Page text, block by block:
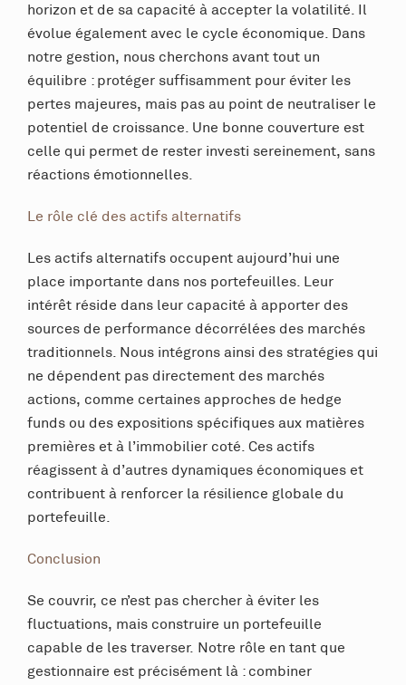
horizon et de sa capacité à accepter la volatilité. Il
évolue également avec le cycle économique. Dans
notre gestion, nous cherchons avant tout un
équilibre : protéger suffisamment pour éviter les
pertes majeures, mais pas au point de neutraliser le
potentiel de croissance. Une bonne couverture est
celle qui permet de rester investi sereinement, sans
réactions émotionnelles.
Le rôle clé des actifs alternatifs
Les actifs alternatifs occupent aujourd’hui une
place importante dans nos portefeuilles. Leur
intérêt réside dans leur capacité à apporter des
sources de performance décorrélées des marchés
traditionnels. Nous intégrons ainsi des stratégies qui
ne dépendent pas directement des marchés
actions, comme certaines approches de hedge
funds ou des expositions spécifiques aux matières
premières et à l’immobilier coté. Ces actifs
réagissent à d’autres dynamiques économiques et
contribuent à renforcer la résilience globale du
portefeuille.
Conclusion
Se couvrir, ce n’est pas chercher à éviter les
fluctuations, mais construire un portefeuille
capable de les traverser. Notre rôle en tant que
gestionnaire est précisément là : combiner